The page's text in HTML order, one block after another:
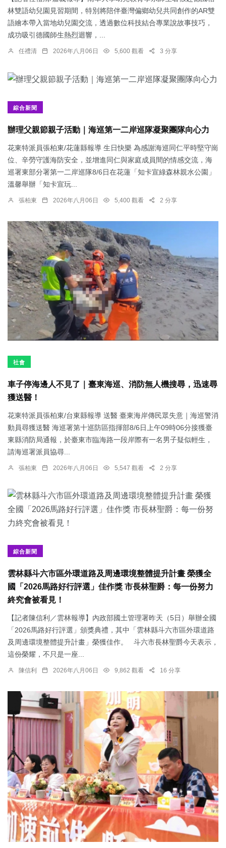
林雙語幼兒園見習期間，特別將陪伴臺灣偏鄉幼兒共同創作的AR雙
語繪本帶入當地幼兒園交流，透過數位科技結合專業說故事技巧，
成功吸引德國師生熱烈迴響，...
任禮清 2026年八月06日 5,600 觀看 3 分享
綜合新聞
辦理父親節親子活動｜海巡第一二岸巡隊凝聚團隊向心力
花東特派員張柏東/花蓮縣報導 生日快樂 為感謝海巡同仁平時堅守崗
位、辛勞守護海防安全，並增進同仁與家庭成員間的情感交流，海
巡署東部分署第一二岸巡隊8/6日在花蓮「知卡宣綠森林親水公園」
溫馨舉辦「知卡宣玩...
張柏東 2026年八月06日 5,400 觀看 2 分享
社會
車子停海邊人不見了｜臺東海巡、消防無人機搜尋，迅速尋
獲送醫！
花東特派員張柏東/台東縣報導 送醫 臺東海岸傳民眾失意｜海巡警消
動員尋獲送醫 海巡署第十巡防區指揮部8/6日上午09時06分接獲臺
東縣消防局通報，於臺東市臨海路一段岸際有一名男子疑似輕生，
請海巡署派員協尋...
張柏東 2026年八月06日 5,547 觀看 2 分享
綜合新聞
雲林縣斗六市區外環道路及周邊環境整體提升計畫 榮獲全
國「2026馬路好行評選」佳作獎 市長林聖爵：每一份努力
終究會被看見！
【記者陳信利／雲林報導】內政部國土管理署昨天（5日）舉辦全國
「2026馬路好行評選」頒獎典禮，其中「雲林縣斗六市區外環道路
及周邊環境整體提升計畫」榮獲佳作。 斗六市長林聖爵今天表示，
這份榮耀，不只是一座...
陳信利 2026年八月06日 9,862 觀看 16 分享